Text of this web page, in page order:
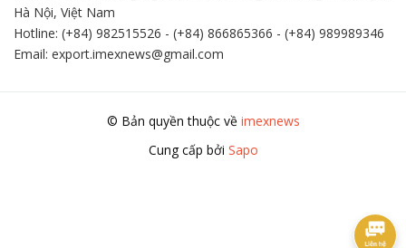
Hà Nội, Việt Nam
Hotline: (+84) 982515526 - (+84) 866865366 - (+84) 989989346
Email: export.imexnews@gmail.com
© Bản quyền thuộc về imexnews
Cung cấp bởi Sapo